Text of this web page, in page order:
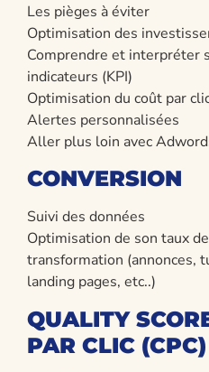
Les pièges à éviter
Optimisation des
Comprendre et interpréter
indicateurs (KPI)
Optimisation du coût par
Alertes personnalisées
Aller plus loin avec
CONVERSION
Suivi des données
Optimisation de son taux
transformation (annonces,
landing pages, etc..)
QUALITY
PAR CLIC (CPC)